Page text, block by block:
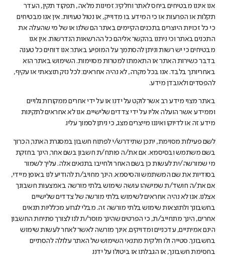
אנו איננו מבטיחים ביחס לאתר וחלקיו: זמינות מלאה, תפקוד תקין, העדר
תקלות או הפרעות או כי המידע בו מדוייק, או נטול טעויות. אין אנו מבטיחים
כי כל זכויות היוצרים בתכנים הקיימים באתר הם שלנו או של מי שהעלה את
התכנים באתר וכי ניתנו בהקשר אליהם כל ההרשאות הנדרשות. אין אנו
מבטיחים כי יש רשות וניתן להסתמך על המופיע באתר. אנו דוחים כל טענה
בדבר כשירות האתר או התאמתו למטרות מסוימות. השימוש באתר הוא
באחריותך בלבד. אנו בכל מקרה, לא נהיה אחראים: לכל נזק תוצאתי או עקיף,
להפסדים ולאובדן מידע.
באתר מצוי מידע רב אשר לוקט על ידנו או על ידי אחרים ממקורות גלויים
וממידע אשר הועלה אליו על ידי צדדים שלישיים. אנו לא אחראים לתקינות
מידע זה או לדיוקו ואיננו מייצרים מצג, כי ניתן לסמוך עליו.
לשם פעילות מסוימת, יתכן שתידרש/י לפתוח חשבון במסגרת האתר, הכרוך
בשם משתמש ובסיסמא. אם את/ה פותח/ת חשבון בשם אחר, הינך בחזקת
מי שמורשה/ית לעשות כן בשם האחר ולחייבו בתנאים אלה. עליך לשמור
בסודיות את שם המשתמש והסיסמא. הינך מחויב/ת להודיע לנו באופן מיידי,
אם את/ה חושד/ת שמישהו עושה שימוש בלתי מורשה באמצעות חשבונך
אצלנו. אנו לא נהיה אחראים לשימוש בלתי מורשה של צדדים שלישיים
בחשבונך ולתוצאות שימוש בלתי מורשה זה. מבלי לגרוע מכלליות תנאים
אחרים, הינך מתחייב/ת, כי הפרטים שהינך מוסר/ת לנו לצורך פתיחת החשבון
הינם אמיתיים, עדכניים ומדויקים. אינך מורשה לאשר לאחר לעשות שימוש
בחשבונך. סטייה ולו חלקית מתנאי השימוש של האתר עלולה להסתיים
בחסימת חשבונך, או הגבלתו או ביטולו על ידנו.